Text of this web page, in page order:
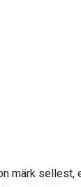
märk sellest,